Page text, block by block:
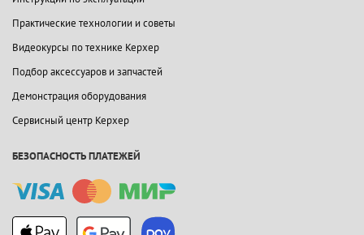
Практические технологии и советы
Видеокурсы по технике Керхер
Подбор аксессуаров и запчастей
Демонстрация оборудования
Сервисный центр Керхер
БЕЗОПАСНОСТЬ ПЛАТЕЖЕЙ